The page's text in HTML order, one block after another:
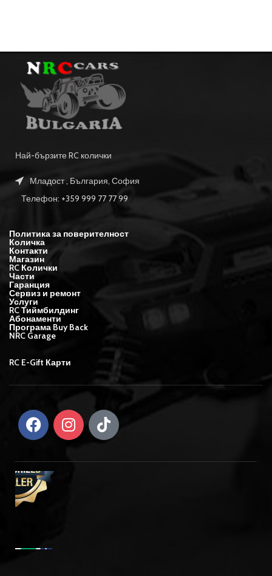
Най-бързите RC колички
Младост , България, София
Телефон: +359 999 77 77 99
Политика за поверителност
Количка
Контакти
Магазин
RC Колички
Части
Гаранция
Сервиз и ремонт
Услуги
RC Тиймбилдинг
Абонаменти
Програма Buy Back
NRC Garage
RC E-Gift Карти